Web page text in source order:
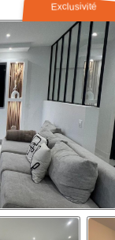
Exclusivité